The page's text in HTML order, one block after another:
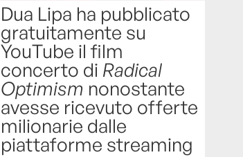
Dua Lipa ha pubblicato
gratuitamente su
YouTube il film
concerto di Radical
Optimism nonostante
avesse ricevuto offerte
milionarie dalle
piattaforme streaming